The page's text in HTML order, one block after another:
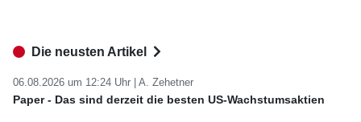
Die neusten Artikel
06.08.2026 um 12:24 Uhr | A. Zehetner
Paper - Das sind derzeit die besten US-Wachstumsaktien